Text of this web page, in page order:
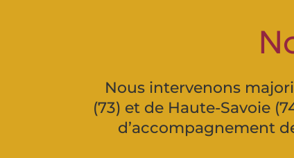
Nous intervenons
(73) et de Haute-Savoie
d’accompagnement